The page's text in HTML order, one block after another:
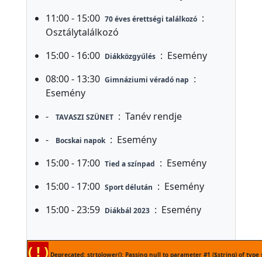
11:00 - 15:00 70 éves érettségi találkozó:
Osztálytalálkozó
15:00 - 16:00 Diákközgyűlés: Esemény
08:00 - 13:30 Gimnáziumi véradó nap :
Esemény
-
TAVASZI SZÜNET: Tanév rendje
-
Bocskai napok: Esemény
15:00 - 17:00 Tied a színpad : Esemény
15:00 - 17:00 Sport délután : Esemény
15:00 - 23:59 Diákbál 2023: Esemény
( ! )Deprecated: strtolower(): Passing null to parameter #1 ($string) of type